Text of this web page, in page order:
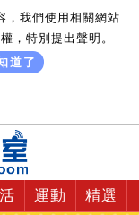
，我們使用相關網站
，特別提出聲明。
道了
運動 精選